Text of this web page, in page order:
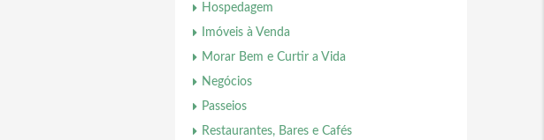
Hospedagem
Imóveis à Venda
Morar Bem e Curtir a Vida
Negócios
Passeios
Restaurantes, Bares e Cafés